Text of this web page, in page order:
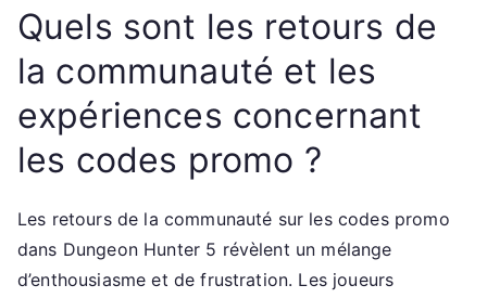
Quels sont les retours de
la communauté et les
expériences concernant
les codes promo ?
Les retours de la communauté sur les codes promo
dans Dungeon Hunter 5 révèlent un mélange
d’enthousiasme et de frustration. Les joueurs